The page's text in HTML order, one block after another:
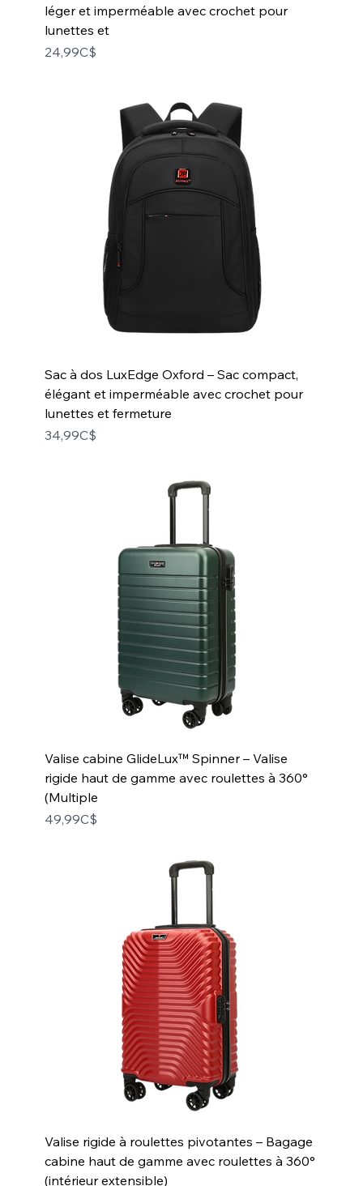
léger et imperméable avec crochet pour
lunettes et
Price
24,99C$
Sac à dos LuxEdge Oxford – Sac compact,
élégant et imperméable avec crochet pour
lunettes et fermeture
Price
34,99C$
Valise cabine GlideLux™ Spinner – Valise
rigide haut de gamme avec roulettes à 360°
(Multiple
Price
49,99C$
Valise rigide à roulettes pivotantes – Bagage
cabine haut de gamme avec roulettes à 360°
(intérieur extensible)